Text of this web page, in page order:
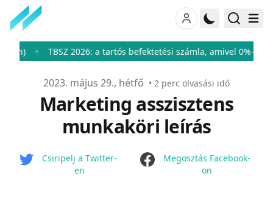
TBSZ 2026: a tartós befektetési számla, amivel 0%-ra
Publikálva
2023. május 29., hétfő • 2 perc olvasási idő
Marketing asszisztens
munkaköri leírás
Csiripelj a Twitter-
en
facebook
Megosztás Facebook-
on